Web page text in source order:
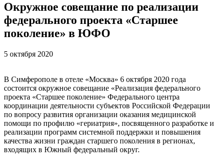
Окружное совещание по реализации
федерального проекта «Старшее
поколение» в ЮФО
5 октября 2020
В Симферополе в отеле «Москва» 6 октября 2020 года
состоится окружное совещание «Реализация федерального
проекта «Старшее поколение» Федерального центра
координации деятельности субъектов Российской Федерации
по вопросу развития организации оказания медицинской
помощи по профилю «гериатрия», посвященного разработке и
реализации программ системной поддержки и повышения
качества жизни граждан старшего поколения в регионах,
входящих в Южный федеральный округ.